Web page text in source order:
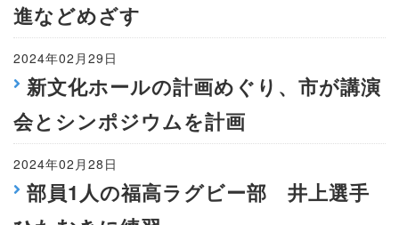
進などめざす
2024年02月29日
新文化ホールの計画めぐり、市が講演
会とシンポジウムを計画
2024年02月28日
部員1人の福高ラグビー部 井上選手